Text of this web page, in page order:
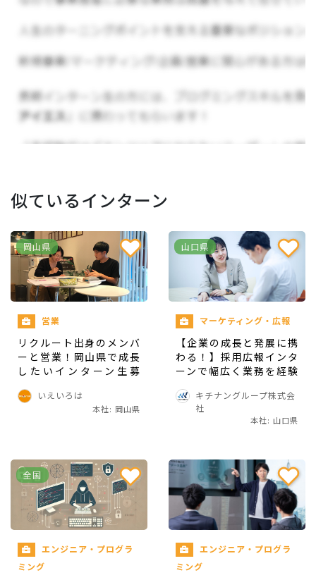
しています。結果が出なければその都度フィード
バックをしていくので、高速PDCAを回して急成長
できる環境となっています。
業務内容
・営業DMの文章作成
・SNS/ブログの文章作成
【働く環境】
Slack、スプレッドシート、Googleドキュメント
上司/社員と距離が近く、業務がつまずいてもその
都度フィードバックが貰える環境になっています。
決してインターン生を放置するようなことはせず
１からサポートしていくので、長期インターン初
めての方でも安心して働くことができます。
似ているインターン
岡山県
営業
リクルート出身のメンバ
ーと営業！岡山県で成長
したいインターン生募
いえいろは
本社: 岡山県
山口県
マーケティング・広報
【企業の成長と発展に携
わる！】採用広報インタ
ーンで幅広く業務を経験
キチナングループ株式会
社
本社: 山口県
全国
エンジニア・プログラ
ミング
エンジニア・プログラ
ミング